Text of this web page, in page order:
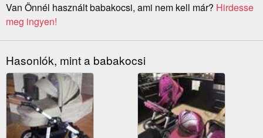
Van Önnél használt babakocsi, ami nem kell már? Hirdesse
meg ingyen!
Hasonlók, mint a babakocsi